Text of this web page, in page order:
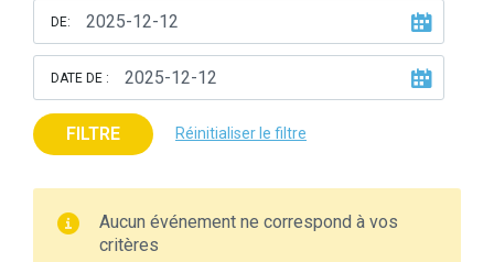
DE:
DATE DE :
FILTRE Réinitialiser le filtre
Aucun événement ne correspond à vos
critères